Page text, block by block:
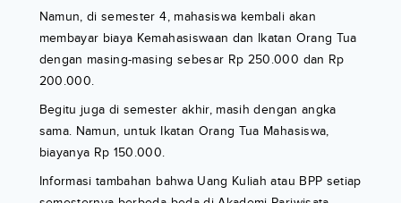
Namun, di semester 4, mahasiswa kembali akan
membayar biaya Kemahasiswaan dan Ikatan Orang Tua
dengan masing-masing sebesar Rp 250.000 dan Rp
200.000.
Begitu juga di semester akhir, masih dengan angka
sama. Namun, untuk Ikatan Orang Tua Mahasiswa,
biayanya Rp 150.000.
Informasi tambahan bahwa Uang Kuliah atau BPP setiap